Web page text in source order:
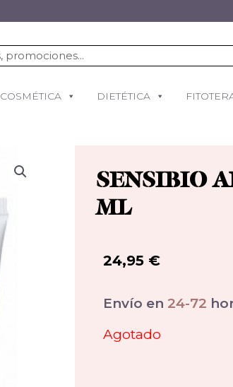
COSMÉTICA DIETÉTICA
SENSIBIO
ML
24,95 €
Envío en 24-72
Agotado